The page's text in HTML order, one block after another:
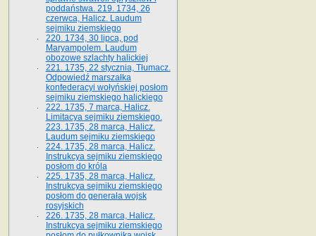
poddaństwa. 219. 1734, 26
czerwca, Halicz. Laudum
sejmiku ziemskiego
220. 1734, 30 lipca, pod
Maryampolem. Laudum
obozowe szlachty halickiej
221. 1735, 22 stycznia, Tłumacz.
Odpowiedź marszałka
konfederacyi wołyńskiej posłom
sejmiku ziemskiego halickiego
222. 1735, 7 marca, Halicz.
Limitacya sejmiku ziemskiego.
223. 1735, 28 marca, Halicz.
Laudum sejmiku ziemskiego
224. 1735, 28 marca, Halicz.
Instrukcya sejmiku ziemskiego
posłom do króla
225. 1735, 28 marca, Halicz.
Instrukcya sejmiku ziemskiego
posłom do generała wojsk
rosyjskich
226. 1735, 28 marca, Halicz.
Instrukcya sejmiku ziemskiego